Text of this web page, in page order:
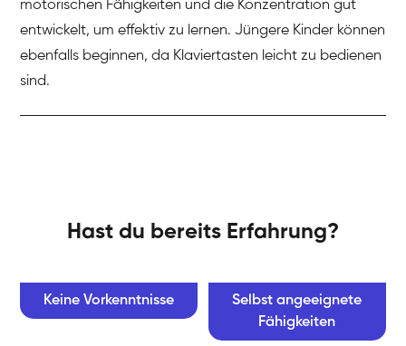
motorischen Fähigkeiten und die Konzentration gut
entwickelt, um effektiv zu lernen. Jüngere Kinder können
ebenfalls beginnen, da Klaviertasten leicht zu bedienen
sind.
Hast du bereits Erfahrung?
Keine Vorkenntnisse
Selbst angeeignete
Fähigkeiten